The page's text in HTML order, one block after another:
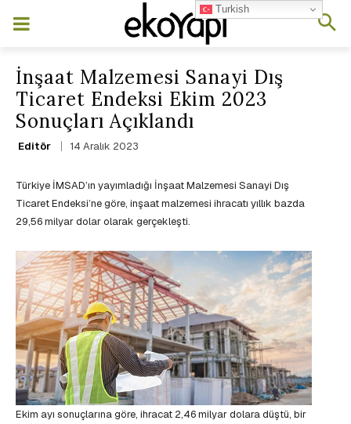
İnşaat Malzemesi Sanayi Dış
Ticaret Endeksi Ekim 2023
Sonuçları Açıklandı
Editör 14 Aralık 2023
Türkiye İMSAD’ın yayımladığı İnşaat Malzemesi Sanayi Dış
Ticaret Endeksi’ne göre, inşaat malzemesi ihracatı yıllık bazda
29,56 milyar dolar olarak gerçekleşti.
Ekim ayı sonuçlarına göre, ihracat 2,46 milyar dolara düştü, bir
Turkish